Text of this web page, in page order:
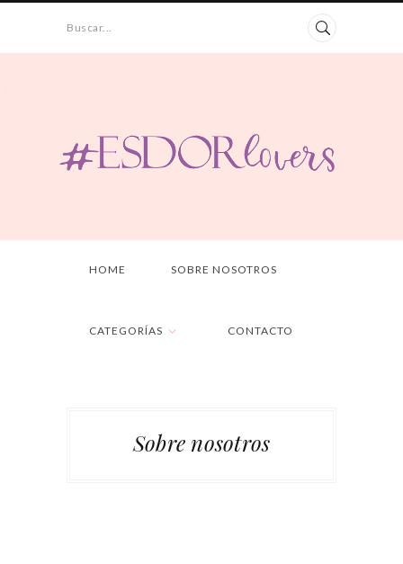
Buscar...
HOME SOBRE NOSOTROS
CATEGORÍAS CONTACTO
Sobre nosotros